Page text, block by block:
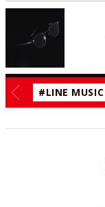
#LINE MUSIC